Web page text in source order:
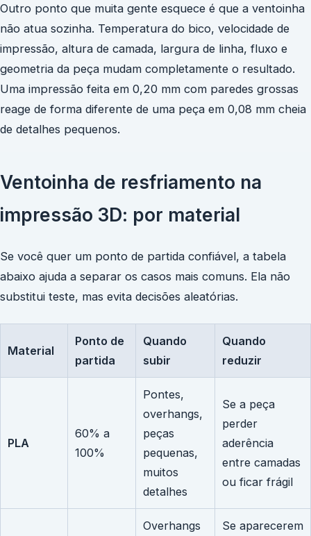
Outro ponto que muita gente esquece é que a ventoinha
não atua sozinha. Temperatura do bico, velocidade de
impressão, altura de camada, largura de linha, fluxo e
geometria da peça mudam completamente o resultado.
Uma impressão feita em 0,20 mm com paredes grossas
reage de forma diferente de uma peça em 0,08 mm cheia
de detalhes pequenos.
Ventoinha de resfriamento na
impressão 3D: por material
Se você quer um ponto de partida confiável, a tabela
abaixo ajuda a separar os casos mais comuns. Ela não
substitui teste, mas evita decisões aleatórias.
Material
Ponto de
partida
Quando
subir
Quando
reduzir
PLA
60% a
100%
Pontes,
overhangs,
peças
pequenas,
muitos
detalhes
Se a peça
perder
aderência
entre camadas
ou ficar frágil
Overhangs Se aparecerem